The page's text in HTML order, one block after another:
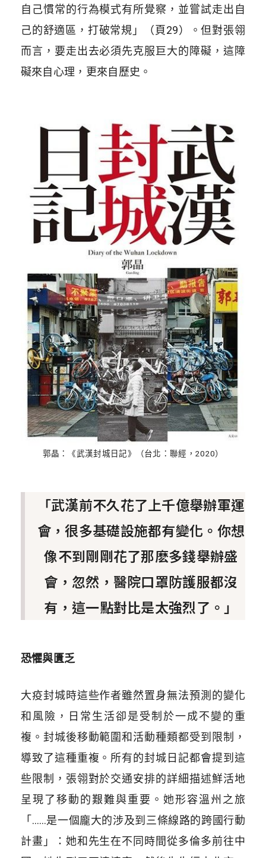
自己慣常的行為模式有所覺察，並嘗試走出自
己的舒適區，打破常規」（頁29）。但對張翎
而言，要走出去必須先克服巨大的障礙，這障
礙來自心理，更來自歷史。
郭晶：《武漢封城日記》（台北：聯經，2020）
「武漢前不久花了上千億舉辦軍運
會，很多基礎設施都有變化。你想
像不到剛剛花了那麽多錢舉辦盛
會，忽然，醫院口罩防護服都沒
有，這一點對比是太強烈了。」
恐懼與匱乏
大疫封城時這些作者雖然置身無法預測的變化
和風險，日常生活卻是受制於一成不變的重
複。封城後移動範圍和活動種類都受到限制，
導致了這種重複。所有的封城日記都會提到這
些限制，張翎對於交通安排的詳細描述鮮活地
呈現了移動的艱難與重要。她形容溫州之旅
「……是一個龐大的涉及到三條線路的跨國行動
計畫」：她和先生在不同時間從多倫多前往中